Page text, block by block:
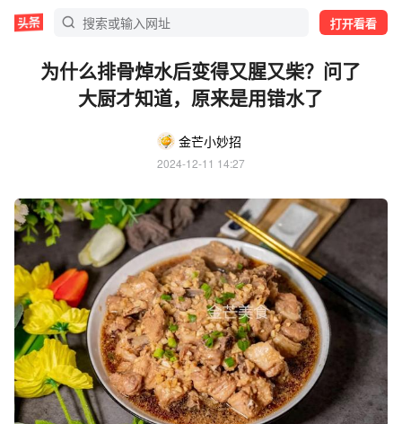
打开看看
为什么排骨焯水后变得又腥又柴？问了
大厨才知道，原来是用错水了
金芒小妙招
2024-12-11 14:27